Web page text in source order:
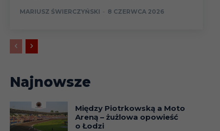
MARIUSZ ŚWIERCZYŃSKI - 8 CZERWCA 2026
Najnowsze
Między Piotrkowską a Moto
Areną – żużlowa opowieść
o Łodzi